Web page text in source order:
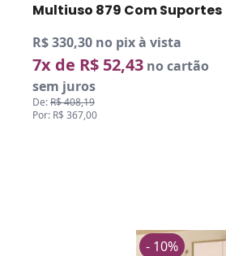
Multiuso 879 Com Suportes
R$ 330,30 no pix à vista
7x de R$ 52,43 no cartão
sem juros
De:R$ 408,19
Por: R$ 367,00
- 10%